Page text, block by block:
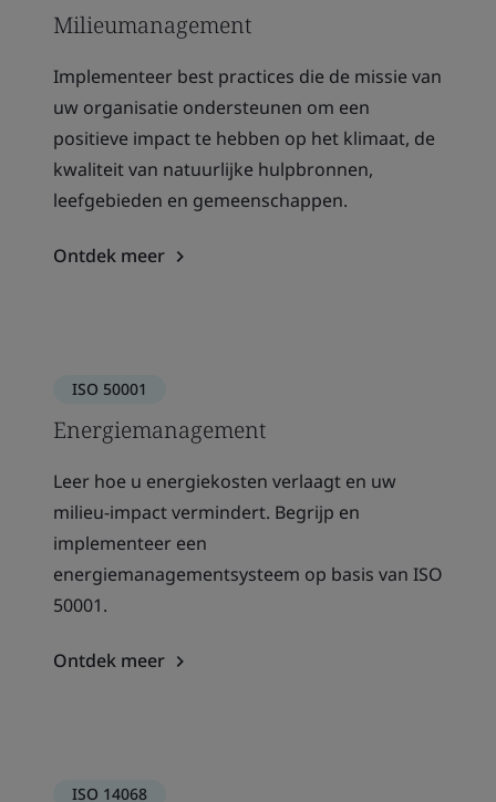
Milieumanagement
Implementeer best practices die de missie van
uw organisatie ondersteunen om een
positieve impact te hebben op het klimaat, de
kwaliteit van natuurlijke hulpbronnen,
leefgebieden en gemeenschappen.
Ontdek meer
ISO 50001
Energiemanagement
Leer hoe u energiekosten verlaagt en uw
milieu-impact vermindert. Begrijp en
implementeer een
energiemanagementsysteem op basis van ISO
50001.
Ontdek meer
ISO 14068